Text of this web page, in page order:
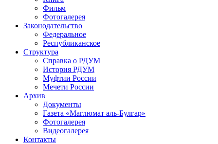
Фильм
Фотогалерея
Законодательство
Федеральное
Республиканское
Структура
Справка о РДУМ
История РДУМ
Муфтии России
Мечети России
Архив
Документы
Газета «Маглюмат аль-Булгар»
Фотогалерея
Видеогалерея
Контакты